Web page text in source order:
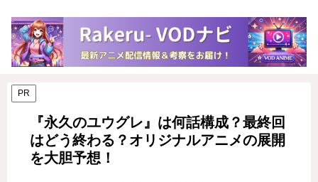
PR
『永久のユウグレ』は何話構成？最終回
はどう終わる？オリジナルアニメの展開
を大胆予想！